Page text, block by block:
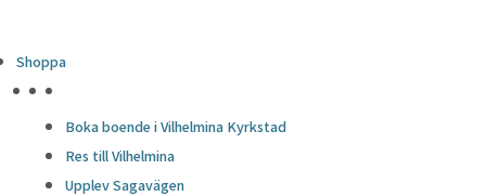
Shoppa
Boka boende i Vilhelmina Kyrkstad
Res till Vilhelmina
Upplev Sagavägen